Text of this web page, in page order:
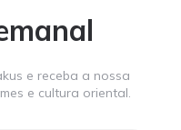
e receba a nossa
e cultura oriental.